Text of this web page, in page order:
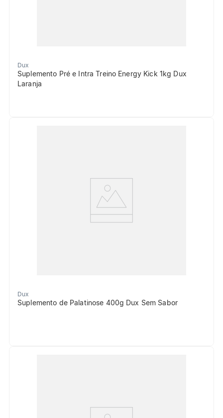
Dux
Suplemento Pré e Intra Treino Energy Kick 1kg Dux
Laranja
Dux
Suplemento de Palatinose 400g Dux Sem Sabor